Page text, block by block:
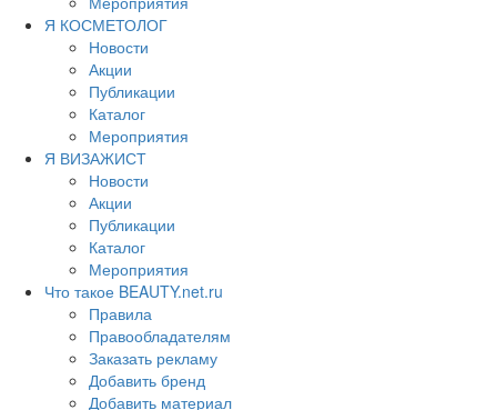
Я КОСМЕТОЛОГ
Новости
Акции
Публикации
Каталог
Мероприятия
Я ВИЗАЖИСТ
Новости
Акции
Публикации
Каталог
Мероприятия
Что такое BEAUTY.net.ru
Правила
Правообладателям
Заказать рекламу
Добавить бренд
Добавить материал